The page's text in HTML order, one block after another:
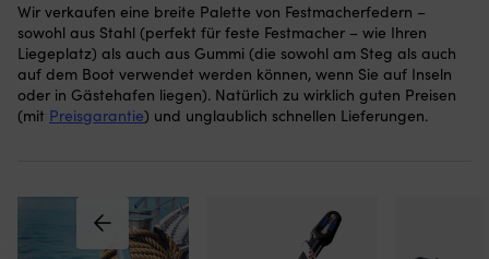
Wir verkaufen eine breite Palette von Festmacherfedern –
sowohl aus Stahl (perfekt für feste Festmacher – wie Ihren
Liegeplatz) als auch aus Gummi (die sowohl am Steg als auch
auf dem Boot verwendet werden können, wenn Sie auf Inseln
oder in Gästehafen liegen). Natürlich zu wirklich guten Preisen
(mit Preisgarantie) und unglaublich schnellen Lieferungen.